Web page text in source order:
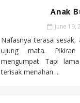
Anak
June 19,
Nafasnya terasa
ujung mata.
mengumpat. Tapi
terisak menahan ...